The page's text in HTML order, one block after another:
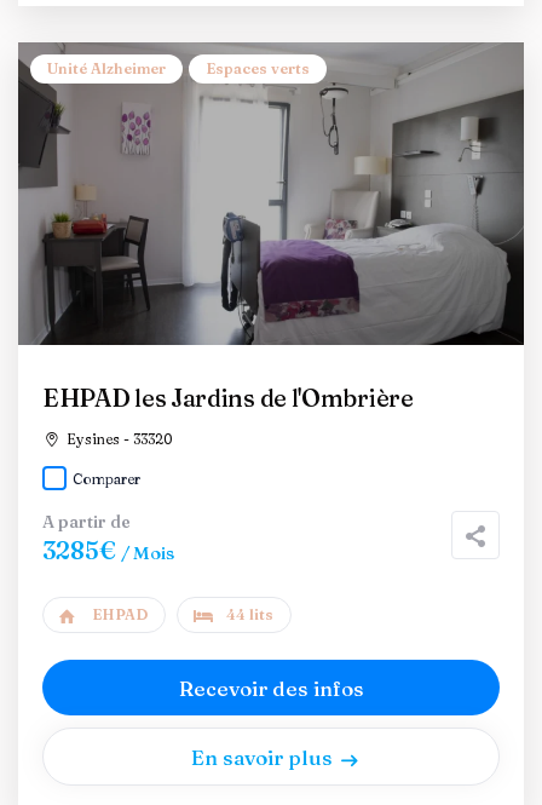
Unité Alzheimer Espaces verts
EHPAD les Jardins de l'Ombrière
Eysines - 33320
Comparer
A partir de
3285€ / Mois
EHPAD 44 lits
Recevoir des infos
En savoir plus